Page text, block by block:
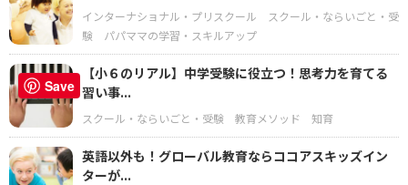
インターナショナル・プリスクール
スクール・ならいごと・受
験
パパママの学習・スキルアップ
【小６のリアル】中学受験に役立つ！思考力を育てる
習い事...
スクール・ならいごと・受験 教育メソッド 知育
英語以外も！グローバル教育ならココアスキッズイン
ターが...
Save